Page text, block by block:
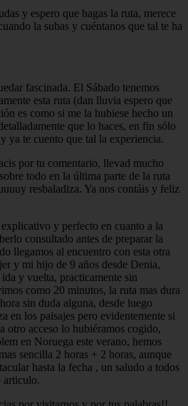
y espero que hagas la ruta, merece
la subas y cuéntanos que tal te ha
fascinada. El Sábado tenemos
esta ruta (dan lluvia espero que
es como si me la hubiese hecho un
que lo haces, en fin sólo
ya te cuento que tal la experiencia.
por tu comentario, llevad mucho
todo en la última parte de la ruta
resbaladiza. Ya nos contáis y feliz
y perfecto en cuanto a la
consultado antes de preparar la
llegamos al encuentro con esta otra
y mi hijo de 9 años desde Denia,
y vuelta, practicamente sin
como 20 minutos, la ruta mas dura
sin duda alguna, desde luego
en los paisajes pero evidentemente si
otro acceso lo hubiéramos cogido,
en Noruega este verano, hemos
sencilla 2 horas + 2 horas, aunque
hasta la fecha , un saludo a todos
articulo.